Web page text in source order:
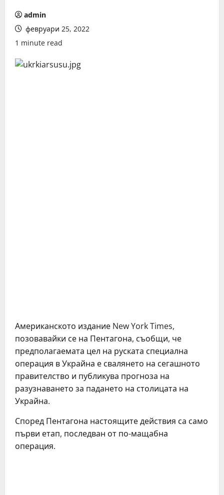
admin
февруари 25, 2022
1 minute read
Американското издание New York Times,
позовавайки се на Пентагона, съобщи, че
предполагаемата цел на руската специална
операция в Украйна е свалянето на сегашното
правителство и публикува прогноза на
разузнаването за падането на столицата на
Украйна.
Според Пентагона настоящите действия са само
първи етап, последван от по-мащабна
операция.